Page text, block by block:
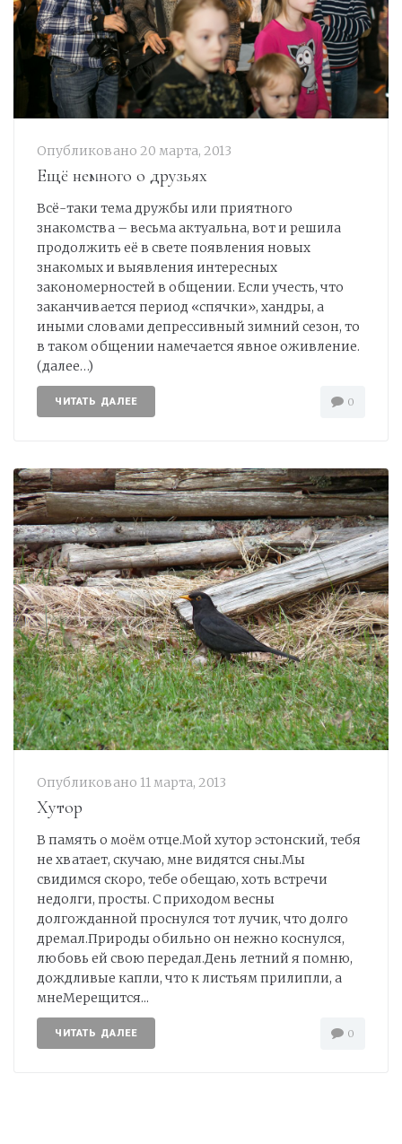
Опубликовано 20 марта, 2013
Ещё немного о друзьях
Всё-таки тема дружбы или приятного
знакомства – весьма актуальна, вот и решила
продолжить её в свете появления новых
знакомых и выявления интересных
закономерностей в общении. Если учесть, что
заканчивается период «спячки», хандры, а
иными словами депрессивный зимний сезон, то
в таком общении намечается явное оживление.
(далее…)
ЧИТАТЬ ДАЛЕЕ 0
Опубликовано 11 марта, 2013
Хутор
В память о моём отце.Мой хутор эстонский, тебя
не хватает, скучаю, мне видятся сны.Мы
свидимся скоро, тебе обещаю, хоть встречи
недолги, просты. С приходом весны
долгожданной проснулся тот лучик, что долго
дремал.Природы обильно он нежно коснулся,
любовь ей свою передал.День летний я помню,
дождливые капли, что к листьям прилипли, а
мнеМерещится...
ЧИТАТЬ ДАЛЕЕ 0